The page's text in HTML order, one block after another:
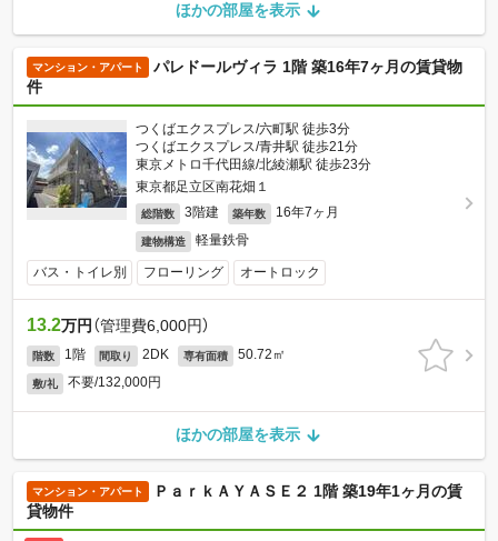
ほかの部屋を表示
マンション・アパート
パレドールヴィラ 1階 築16年7ヶ月の賃貸物
件
つくばエクスプレス/六町駅 徒歩3分
つくばエクスプレス/青井駅 徒歩21分
東京メトロ千代田線/北綾瀬駅 徒歩23分
東京都足立区南花畑１
総階数 3階建 築年数 16年7ヶ月
建物構造 軽量鉄骨
バス・トイレ別 フローリング オートロック
13.2万円 （管理費6,000円）
階数 1階 間取り 2DK 専有面積 50.72㎡
敷/礼 不要/132,000円
ほかの部屋を表示
マンション・アパート
ＰａｒｋＡＹＡＳＥ２ 1階 築19年1ヶ月の賃
貸物件